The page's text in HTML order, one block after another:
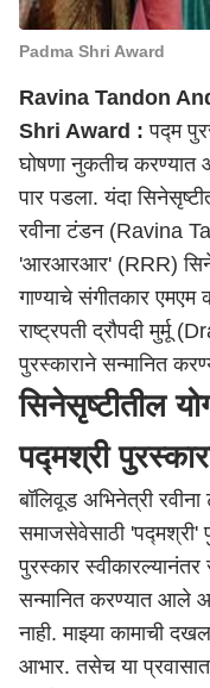
Padma Shri Award
Ravina Tandon
Shri Award : पद्म
घोषणा नुकतीच करण्यात
पार पडला. यंदा
रवीना टंडन (Ravina
'आरआरआर' (RRR)
गाण्याचे संगीतकार
राष्ट्रपती द्रौपदी मुर्मू
पुरस्काराने सन्मानित
सिनेसृष्टीतील
पद्मश्री
बॉलिवूड अभिनेत्री
समाजसेवेसाठी 'पद्मश्री'
पुरस्कार स्वीकारल्यानंतर
सन्मानित करण्यात आले
नाही. माझ्या कामाची
आभार. तसेच या प्रवासात